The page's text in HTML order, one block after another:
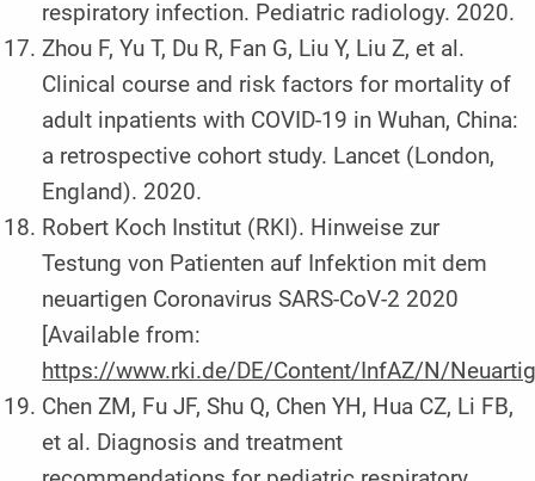
respiratory infection. Pediatric radiology. 2020.
Zhou F, Yu T, Du R, Fan G, Liu Y, Liu Z, et al.
Clinical course and risk factors for mortality of
adult inpatients with COVID-19 in Wuhan, China:
a retrospective cohort study. Lancet (London,
England). 2020.
Robert Koch Institut (RKI). Hinweise zur
Testung von Patienten auf Infektion mit dem
neuartigen Coronavirus SARS-CoV-2 2020
[Available from:
https://www.rki.de/DE/Content/InfAZ/N/
Chen ZM, Fu JF, Shu Q, Chen YH, Hua CZ, Li FB,
et al. Diagnosis and treatment